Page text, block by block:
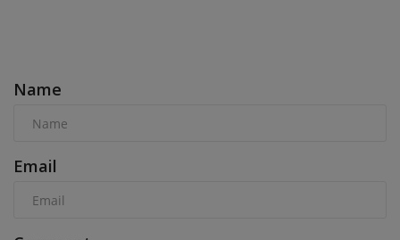
Name
Email